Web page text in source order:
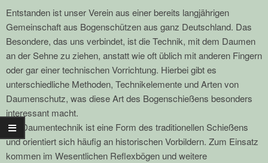
Entstanden ist unser Verein aus einer bereits langjährigen
Gemeinschaft aus Bogenschützen aus ganz Deutschland. Das
Besondere, das uns verbindet, ist die Technik, mit dem Daumen
an der Sehne zu ziehen, anstatt wie oft üblich mit anderen Fingern
oder gar einer technischen Vorrichtung. Hierbei gibt es
unterschiedliche Methoden, Technikelemente und Arten von
Daumenschutz, was diese Art des Bogenschießens besonders
interessant macht.
Die Daumentechnik ist eine Form des traditionellen Schießens
und orientiert sich häufig an historischen Vorbildern. Zum Einsatz
kommen im Wesentlichen Reflexbögen und weitere